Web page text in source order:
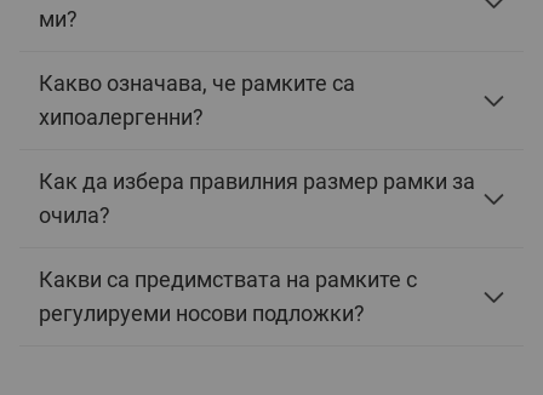
ми?
Какво означава, че рамките са
хипоалергенни?
Как да избера правилния размер рамки за
очила?
Какви са предимствата на рамките с
регулируеми носови подложки?